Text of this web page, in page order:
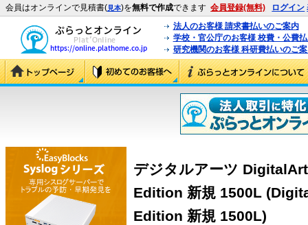
会員はオンラインで見積書(見本)を無料で作成できます 会員登録(無料) ログイン
法人のお客様 請求書払いのご案内
学校・官公庁のお客様 校費・公費
研究機関のお客様 科研費払いのご
デジタルアーツ
Edition 新規 1500L
Edition 新規 1500L)